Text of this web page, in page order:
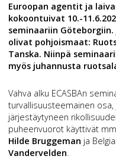
Euroopan agentit ja
kokoontuivat 10.-
seminaariin
olivat pohjoismaat:
Tanska. Niinpä
myös juhannusta
Vahva alku ECASBAn
turvallisuusteemainen
järjestäytyneen
puheenvuorot käyttivät
Hilde Bruggeman ja
Vandervelden.